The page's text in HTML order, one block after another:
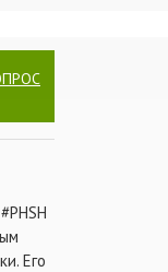
Его